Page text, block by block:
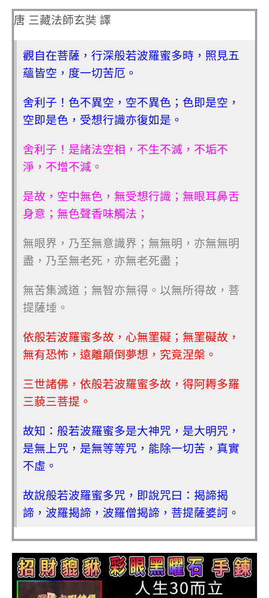
唐 三藏法師玄奘 譯
觀自在菩薩，行深般若波羅蜜多時，照見五
蘊皆空，度一切苦厄。
舍利子！色不異空，空不異色；色即是空，
空即是色，受想行識亦復如是。
舍利子！是諸法空相，不生不滅，不垢不
淨，不增不減。
是故，空中無色，無受想行識；無眼耳鼻舌
身意；無色聲香味觸法；
無眼界，乃至無意識界；無無明，亦無無明
盡，乃至無老死，亦無老死盡；
無苦集滅道；無智亦無得。以無所得故，菩
提薩埵。
依般若波羅蜜多故，心無罣礙；無罣礙故，
無有恐怖，遠離顛倒夢想，究竟涅槃。
三世諸佛，依般若波羅蜜多故，得阿耨多羅
三藐三菩提。
故知：般若波羅蜜多是大神咒，是大明咒，
是無上咒，是無等等咒，能除一切苦，真實
不虛。
故說般若波羅蜜多咒，即說咒曰：揭諦揭
諦，波羅揭諦，波羅僧揭諦，菩提薩婆訶。